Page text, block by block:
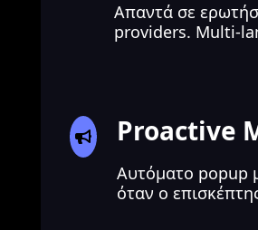
Απαντά σε
providers. Multi-
Proactive
Αυτόματο popup
όταν ο